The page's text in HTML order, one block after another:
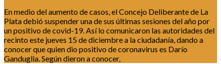
En medio del aumento de casos, el Concejo Deliberante de La
Plata debió suspender una de sus últimas sesiones del año por
un positivo de covid-19. Así lo comunicaron las autoridades del
recinto este jueves 15 de diciembre a la ciudadanía, dando a
conocer que quien dio positivo de coronavirus es Darío
Ganduglia. Según dieron a conocer,